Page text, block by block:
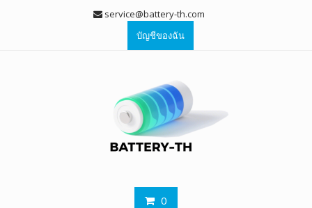
service@battery-th.com
บัญชีของฉัน
0